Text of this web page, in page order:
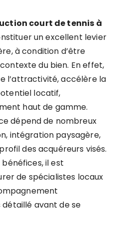
court de tennis à
un excellent levier
à condition d’être
du bien. En effet,
l’attractivité, accélère la
locatif,
haut de gamme.
dépend de nombreux
intégration paysagère,
des acquéreurs visés.
il est
de spécialistes locaux
détaillé avant de se